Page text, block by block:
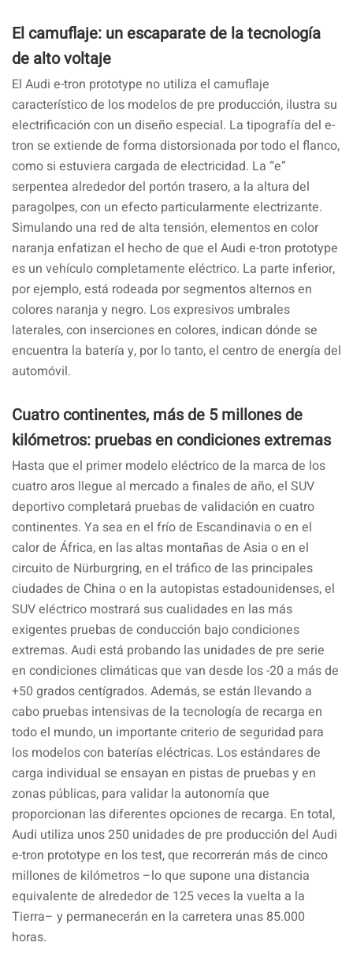
El camuflaje: un escaparate de la tecnología
de alto voltaje
El Audi e-tron prototype no utiliza el camuflaje
característico de los modelos de pre producción, ilustra su
electrificación con un diseño especial. La tipografía del e-
tron se extiende de forma distorsionada por todo el flanco,
como si estuviera cargada de electricidad. La “e”
serpentea alrededor del portón trasero, a la altura del
paragolpes, con un efecto particularmente electrizante.
Simulando una red de alta tensión, elementos en color
naranja enfatizan el hecho de que el Audi e-tron prototype
es un vehículo completamente eléctrico. La parte inferior,
por ejemplo, está rodeada por segmentos alternos en
colores naranja y negro. Los expresivos umbrales
laterales, con inserciones en colores, indican dónde se
encuentra la batería y, por lo tanto, el centro de energía del
automóvil.
Cuatro continentes, más de 5 millones de
kilómetros: pruebas en condiciones extremas
Hasta que el primer modelo eléctrico de la marca de los
cuatro aros llegue al mercado a finales de año, el SUV
deportivo completará pruebas de validación en cuatro
continentes. Ya sea en el frío de Escandinavia o en el
calor de África, en las altas montañas de Asia o en el
circuito de Nürburgring, en el tráfico de las principales
ciudades de China o en la autopistas estadounidenses, el
SUV eléctrico mostrará sus cualidades en las más
exigentes pruebas de conducción bajo condiciones
extremas. Audi está probando las unidades de pre serie
en condiciones climáticas que van desde los -20 a más de
+50 grados centígrados. Además, se están llevando a
cabo pruebas intensivas de la tecnología de recarga en
todo el mundo, un importante criterio de seguridad para
los modelos con baterías eléctricas. Los estándares de
carga individual se ensayan en pistas de pruebas y en
zonas públicas, para validar la autonomía que
proporcionan las diferentes opciones de recarga. En total,
Audi utiliza unos 250 unidades de pre producción del Audi
e-tron prototype en los test, que recorrerán más de cinco
millones de kilómetros –lo que supone una distancia
equivalente de alrededor de 125 veces la vuelta a la
Tierra– y permanecerán en la carretera unas 85.000
horas.